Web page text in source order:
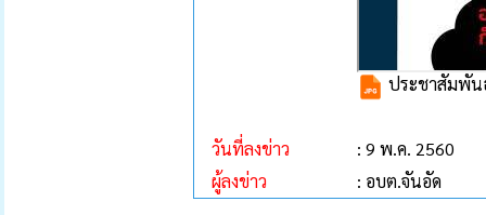
ประชาสัมพัน
วันที่ลงข่าว
: 9 พ.ค. 2560
ผู้ลงข่าว
: อบต.จันอัด